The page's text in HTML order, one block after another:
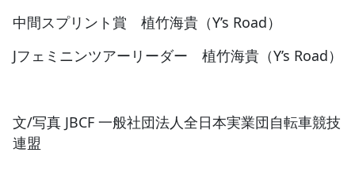
中間スプリント賞 植竹海貴（Y’s Road）
Jフェミニンツアーリーダー 植竹海貴（Y’s Road）
文/写真 JBCF 一般社団法人全日本実業団自転車競技
連盟